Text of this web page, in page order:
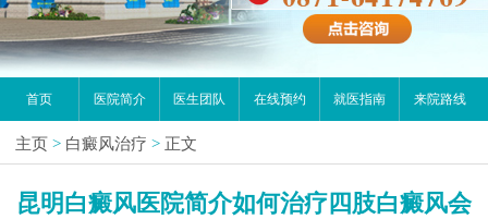
首页 医院简介 医生团队 在线预约 就医指南 来院路线
主页 > 白癜风治疗 > 正文
昆明白癜风医院简介如何治疗四肢白癜风会